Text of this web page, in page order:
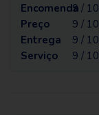
Encomenda9 / 10
Preço
9 / 10
Entrega
9 / 10
Serviço
9 / 10